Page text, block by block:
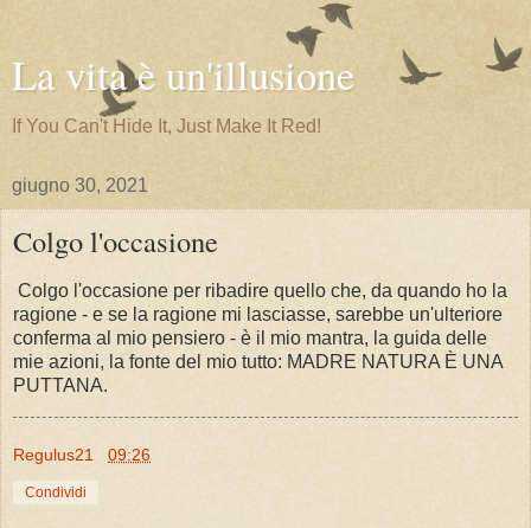
La vita è un'illusione
If You Can't Hide It, Just Make It Red!
giugno 30, 2021
Colgo l'occasione
Colgo l'occasione per ribadire quello che, da quando ho la
ragione - e se la ragione mi lasciasse, sarebbe un'ulteriore
conferma al mio pensiero - è il mio mantra, la guida delle
mie azioni, la fonte del mio tutto: MADRE NATURA È UNA
PUTTANA.
Regulus21 09:26
Condividi